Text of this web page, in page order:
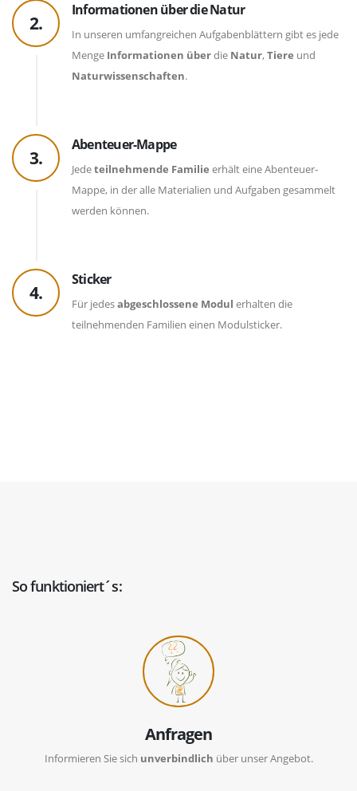
2.
Informationen über die Natur
In unseren umfangreichen Aufgabenblättern gibt es jede
Menge Informationen überdie Natur,Tiere und
Naturwissenschaften.
3.
Abenteuer-Mappe
Jedeteilnehmende Familie erhält eine Abenteuer-
Mappe, in der alle Materialien und Aufgaben gesammelt
werden können.
4.
Sticker
Für jedesabgeschlossene Modul erhalten die
teilnehmenden Familien einen Modulsticker.
So funktioniert´s:
Anfragen
Informieren Sie sich unverbindlich über unser Angebot.